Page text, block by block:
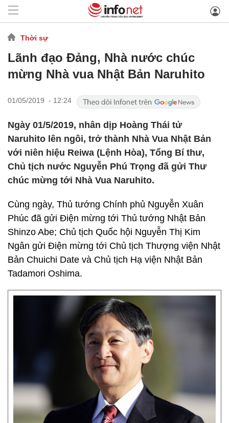
Thời sự
Lãnh đạo Đảng, Nhà nước chúc
mừng Nhà vua Nhật Bản Naruhito
01/05/2019 - 12:24
Ngày 01/5/2019, nhân dịp Hoàng Thái tử
Naruhito lên ngôi, trở thành Nhà Vua Nhật Bản
với niên hiệu Reiwa (Lệnh Hòa), Tổng Bí thư,
Chủ tịch nước Nguyễn Phú Trọng đã gửi Thư
chúc mừng tới Nhà Vua Naruhito.
Cùng ngày, Thủ tướng Chính phủ Nguyễn Xuân
Phúc đã gửi Điện mừng tới Thủ tướng Nhật Bản
Shinzo Abe; Chủ tịch Quốc hội Nguyễn Thị Kim
Ngân gửi Điện mừng tới Chủ tịch Thượng viện Nhật
Bản Chuichi Date và Chủ tịch Hạ viện Nhật Bản
Tadamori Oshima.